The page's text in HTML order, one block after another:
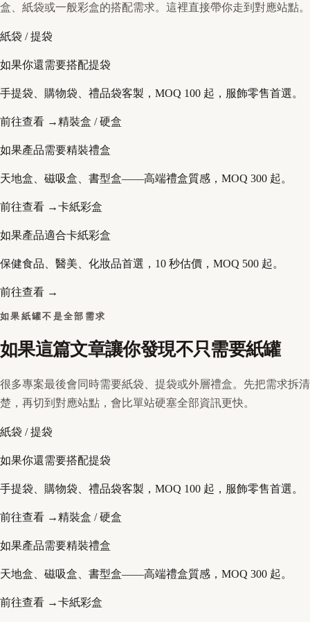
盒、紙袋或一般彩盒的搭配需求。這裡直接帶你走到對應站點。
紙袋 / 提袋
如果你還需要搭配提袋
手提袋、購物袋、禮品袋客製，MOQ 100 起，服飾零售首選。
前往查看 →精裝盒 / 硬盒
如果產品需要精裝禮盒
天地盒、磁吸盒、書型盒——高端禮盒質感，MOQ 300 起。
前往查看 →卡紙彩盒
如果產品適合卡紙彩盒
保健食品、醫美、化妝品首選，10 秒估價，MOQ 500 起。
前往查看 →
如果紙罐不是全部需求
如果這篇文章讓你發現不只需要紙罐
很多專案最後會同時需要紙袋、提袋或外層禮盒。先把需求拆清
楚，再切到對應站點，會比單站硬塞全部資訊更快。
紙袋 / 提袋
如果你還需要搭配提袋
手提袋、購物袋、禮品袋客製，MOQ 100 起，服飾零售首選。
前往查看 →精裝盒 / 硬盒
如果產品需要精裝禮盒
天地盒、磁吸盒、書型盒——高端禮盒質感，MOQ 300 起。
前往查看 →卡紙彩盒